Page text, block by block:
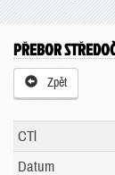
PŘEBOR
Zpět
CTl
Datum